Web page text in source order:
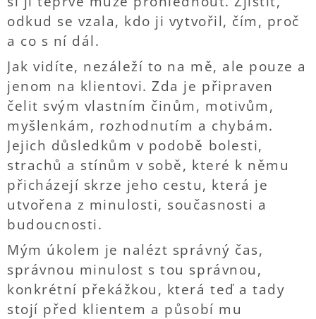
odkud se vzala, kdo ji vytvořil, čím, proč
a co s ní dál.
Jak vidíte, nezáleží to na mě, ale pouze a
jenom na klientovi. Zda je připraven
čelit svým vlastním činům, motivům,
myšlenkám, rozhodnutím a chybám.
Jejich důsledkům v podobě bolesti,
strachů a stínům v sobě, které k němu
přicházejí skrze jeho cestu, která je
utvořena z minulosti, současnosti a
budoucnosti.
Mým úkolem je nalézt správný čas,
správnou minulost s tou správnou,
konkrétní překážkou, která teď a tady
stojí před klientem a působí mu